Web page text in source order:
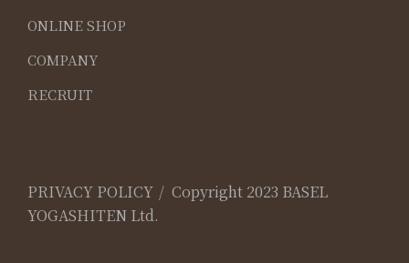
ONLINE SHOP
COMPANY
RECRUIT
PRIVACY POLICY
Copyright 2023 BASEL
YOGASHITEN Ltd.